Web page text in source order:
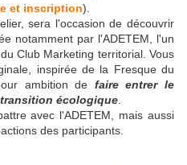
et inscription).
sera l'occasion de découvrir
notamment par l'ADETEM, l'un
Club Marketing territorial. Vous
inspirée de la Fresque du
ambition de faire entrer le
écologique
avec l'ADETEM, mais aussi
des participants.